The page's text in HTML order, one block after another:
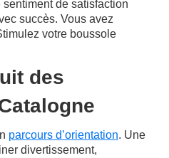
de satisfaction
succès. Vous avez
votre boussole
des
parcours d’orientation. Une
divertissement,